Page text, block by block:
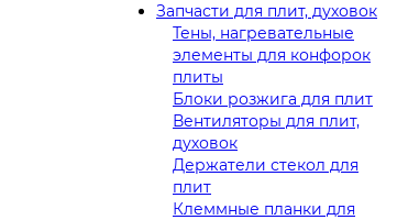
Запчасти для плит, духовок
Тены, нагревательные
элементы для конфорок
плиты
Блоки розжига для плит
Вентиляторы для плит,
духовок
Держатели стекол для
плит
Клеммные планки для